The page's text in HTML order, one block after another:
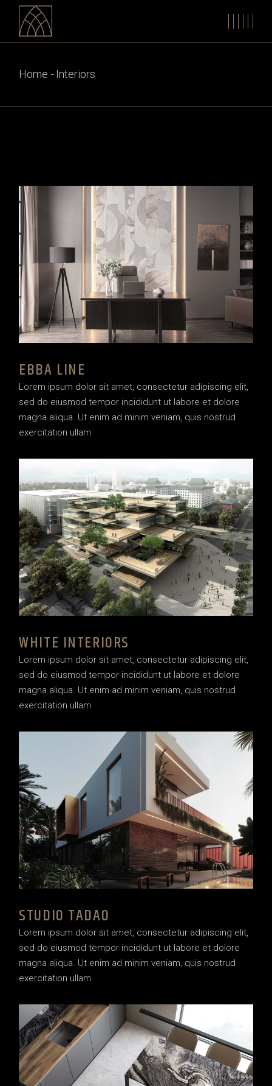
content
Home Interiors
EBBA LINE
Lorem ipsum dolor sit amet, consectetur adipiscing elit,
sed do eiusmod tempor incididunt ut labore et dolore
magna aliqua. Ut enim ad minim veniam, quis nostrud
exercitation ullam
WHITE INTERIORS
Lorem ipsum dolor sit amet, consectetur adipiscing elit,
sed do eiusmod tempor incididunt ut labore et dolore
magna aliqua. Ut enim ad minim veniam, quis nostrud
exercitation ullam
STUDIO TADAO
Lorem ipsum dolor sit amet, consectetur adipiscing elit,
sed do eiusmod tempor incididunt ut labore et dolore
magna aliqua. Ut enim ad minim veniam, quis nostrud
exercitation ullam